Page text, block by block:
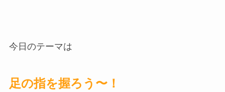
今日のテーマは
足の指を握ろう〜！